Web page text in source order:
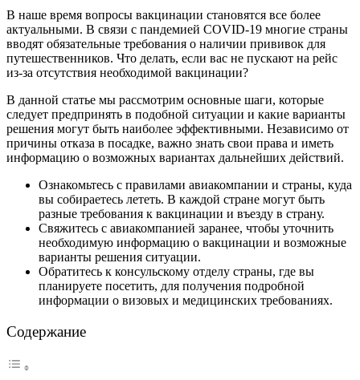
В наше время вопросы вакцинации становятся все более
актуальными. В связи с пандемией COVID-19 многие страны
вводят обязательные требования о наличии прививок для
путешественников. Что делать, если вас не пускают на рейс
из-за отсутствия необходимой вакцинации?
В данной статье мы рассмотрим основные шаги, которые
следует предпринять в подобной ситуации и какие варианты
решения могут быть наиболее эффективными. Независимо от
причины отказа в посадке, важно знать свои права и иметь
информацию о возможных вариантах дальнейших действий.
Ознакомьтесь с правилами авиакомпании и страны, куда
вы собираетесь лететь. В каждой стране могут быть
разные требования к вакцинации и въезду в страну.
Свяжитесь с авиакомпанией заранее, чтобы уточнить
необходимую информацию о вакцинации и возможные
варианты решения ситуации.
Обратитесь к консульскому отделу страны, где вы
планируете посетить, для получения подробной
информации о визовых и медицинских требованиях.
Содержание